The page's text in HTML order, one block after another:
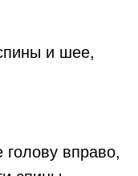
и шее,
вправо,